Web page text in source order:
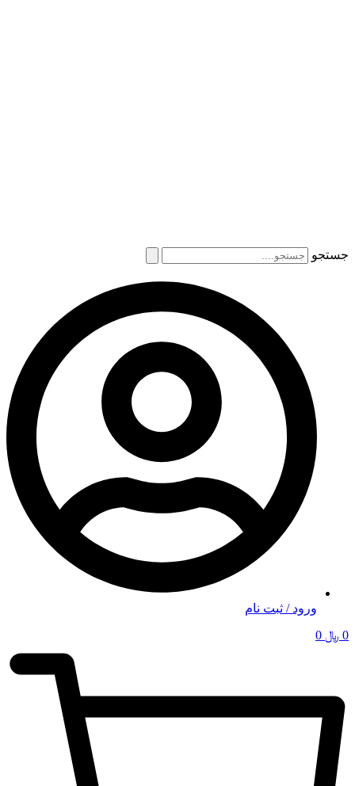
جستجو
ورود / ثبت نام
0 ﷼ 0